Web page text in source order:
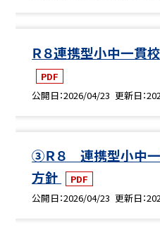
Ｒ８連携型小中一貫
PDF
公開日 2026/04/23 更新日
③Ｒ８ 連携型小中
方針
PDF
公開日 2026/04/23 更新日